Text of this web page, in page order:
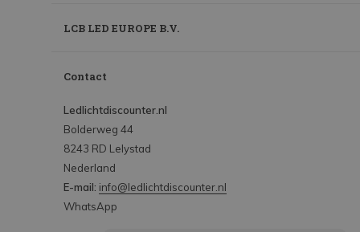
LCB LED EUROPE B.V.
Contact
Ledlichtdiscounter.nl
Bolderweg 44
8243 RD Lelystad
Nederland
E-mail: info@ledlichtdiscounter.nl
WhatsApp